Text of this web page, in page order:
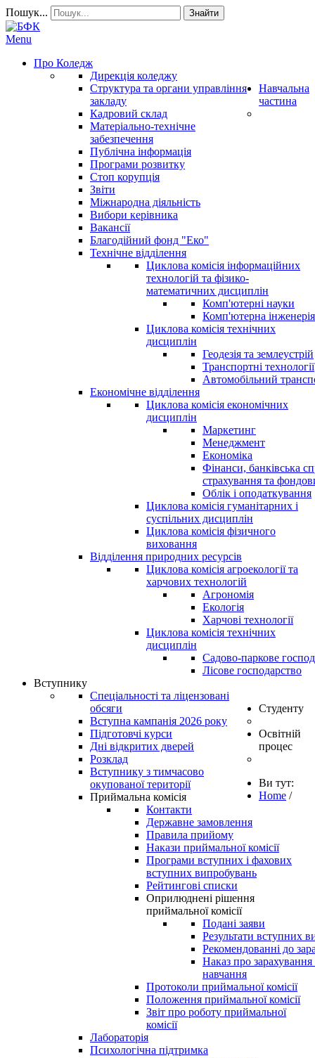
Пошук... Знайти
Menu
Про Коледж
Дирекція коледжу
Структура та органи управління
закладу
Кадровий склад
Матеріально-технічне
забезпечення
Публічна інформація
Програми розвитку
Стоп корупція
Звіти
Міжнародна діяльність
Вибори керівника
Вакансії
Благодійний фонд "Еко"
Навчальна
частина
Технічне відділення
Циклова комісія інформаційних
технологій та фізико-
математичних дисциплін
Комп'ютерні науки
Комп'ютерна інженерія
Циклова комісія технічних
дисциплін
Геодезія та землеустрій
Транспортні технології
Автомобільний
Економічне відділення
Циклова комісія економічних
дисциплін
Маркетинг
Менеджмент
Економіка
Фінанси, банківська
страхування та
Облік і оподаткування
Циклова комісія гуманітарних і
суспільних дисциплін
Циклова комісія фізичного
виховання
Відділення природних ресурсів
Циклова комісія агроекології та
харчових технологій
Агрономія
Екологія
Харчові технології
Циклова комісія технічних
дисциплін
Садово-паркове
Лісове господарство
Вступнику
Спеціальності та ліцензовані
обсяги
Вступна кампанія 2026 року
Підготовчі курси
Дні відкритих дверей
Розклад
Вступнику з тимчасово
окупованої території
Приймальна комісія
Контакти
Державне замовлення
Правила прийому
Накази приймальної комісії
Програми вступних і фахових
вступних випробувань
Рейтингові списки
Оприлюднені рішення
приймальної комісії
Подані заяви
Результати вступних
Рекомендованні до
Наказ про зарахування
навчання
Протоколи приймальної комісії
Положення приймальної комісії
Звіт про роботу приймальної
комісії
Лабораторія
Студенту
Психологічна підтримка
Освітній
процес
Ви тут:
Home /